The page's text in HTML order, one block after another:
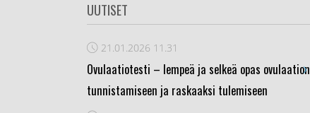
UUTISET
21.01.2026 11.31
Ovulaatiotesti – lempeä ja selkeä opas ovulaation
tunnistamiseen ja raskaaksi tulemiseen
›